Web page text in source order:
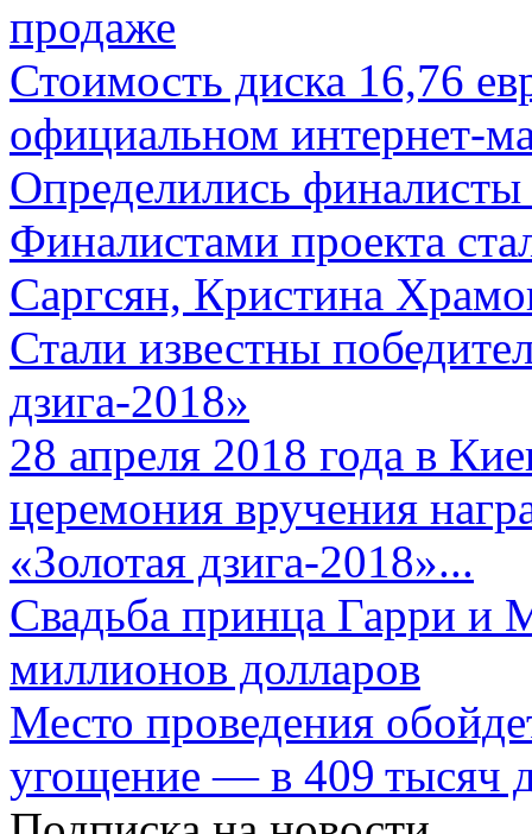
продаже
Стоимость диска 16,76
официальном интернет-
Определились
Финалистами проекта
Саргсян, Кристина
Стали известны
дзига-2018»
28 апреля 2018 года в
церемония вручения
«Золотая дзига-2018»...
Свадьба принца Гарри и
миллионов долларов
Место проведения
угощение — в 409 тысяч